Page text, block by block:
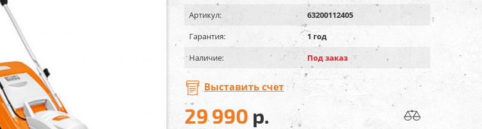
Артикул:
63200112405
Гарантия:
1 год
Наличие:
Под заказ
Выставить счет
29 990 р.